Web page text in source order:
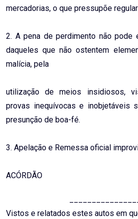
mercadorias, o que pressupõe
2. A pena de perdimento não pode
daqueles que não ostentem
malícia, pela
utilização de meios insidiosos,
provas inequívocas e inobjetáveis
presunção de boa-fé.
3. Apelação e Remessa oficial
ACÓRDÃO
Vistos e relatados estes autos em